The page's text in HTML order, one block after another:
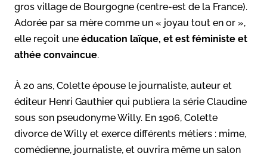
gros village de Bourgogne (centre-est de la France).
Adorée par sa mère comme un « joyau tout en or »,
elle reçoit une éducation laïque, et est féministe et
athée convaincue.
À 20 ans, Colette épouse le journaliste, auteur et
éditeur Henri Gauthier qui publiera la série Claudine
sous son pseudonyme Willy. En 1906, Colette
divorce de Willy et exerce différents métiers : mime,
comédienne, journaliste, et ouvrira même un salon